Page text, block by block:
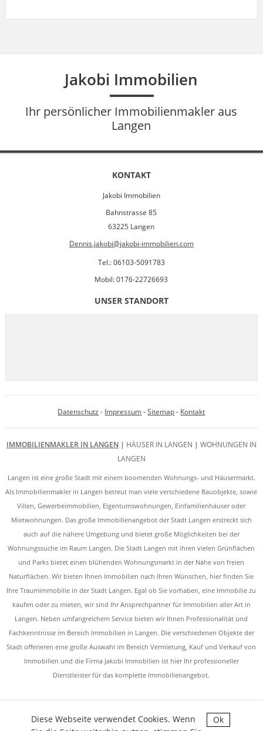
Diese Webseite verwendet Cookies. Wenn
Ok
Jakobi Immobilien
Ihr persönlicher Immobilienmakler aus
Langen
KONTAKT
Jakobi Immobilien
Bahnstrasse 85
63225 Langen
Dennis.jakobi@jakobi-immobilien.com
Tel.: 06103-5091783
Mobil: 0176-22726693
UNSER STANDORT
Datenschutz - Impressum-Sitemap- Kontakt
IMMOBILIENMAKLER IN LANGEN| HÄUSER IN LANGEN | WOHNUNGEN IN
LANGEN
Langen ist eine große Stadt mit einem boomenden Wohnungs- und Häusermarkt.
Als Immobilienmakler in Langen betreut man viele verschiedene Bauobjekte, sowie
Villen, Gewerbeimmobilien, Eigentumswohnungen, Einfamilienhäuser oder
Mietwohnungen. Das große Immobilienangebot der Stadt Langen erstreckt sich
auch auf die nähere Umgebung und bietet große Möglichkeiten bei der
Wohnungssuche im Raum Langen. Die Stadt Langen mit ihren vielen Grünflächen
und Parks bietet einen blühenden Wohnungsmarkt in der Nähe von freien
Naturflächen. Wir bieten Ihnen Immobilien nach Ihren Wünschen, hier finden Sie
Ihre Traumimmobilie in der Stadt Langen. Egal ob Sie vorhaben, eine Immobilie zu
kaufen oder zu mieten, wir sind Ihr Ansprechpartner für Immobilien aller Art in
Langen. Neben umfangreichem Service bieten wir Ihnen Professionalität und
Fachkenntnisse im Bereich Immobilien in Langen. Die verschiedenen Objekte der
Stadt offerieren eine große Auswahl im Bereich Vermietung, Kauf und Verkauf von
Immobilien und die Firma Jakobi Immobilien ist hier Ihr professioneller
Dienstleister für das komplette Immobilienangebot.
JAKOBI IMMOBILIEN - COPYRIGHT 2026